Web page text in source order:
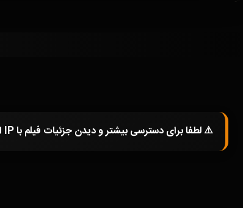
⚠️ لطفا برای دسترسی بیشتر و دیدن جزئیات فیلم با IP ایران وارد شوید و یا در صورتی که از فیلترشکن استفاده میکنید خاموش کرده و صفحه را مجددا باز کنید.